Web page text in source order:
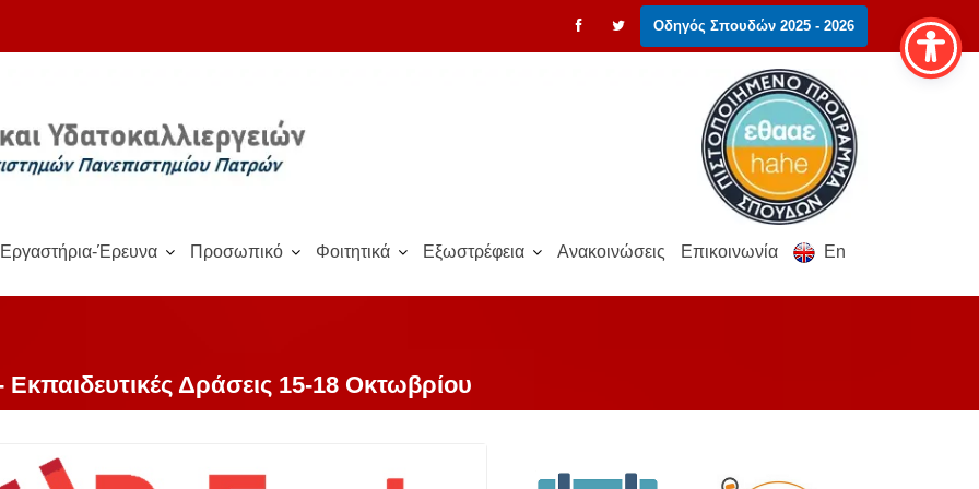
Οδηγός Σπουδών 2025 - 2026
Εργαστήρια-Έρευνα Προσωπικό Φοιτητικά Εξωστρέφεια Ανακοινώσεις Επικοινωνία En
Δράσεις 15-18 Οκτωβρίου